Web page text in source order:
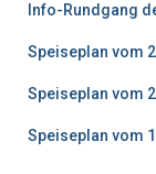
Info-Rundgang
Speiseplan vom
Speiseplan vom
Speiseplan vom